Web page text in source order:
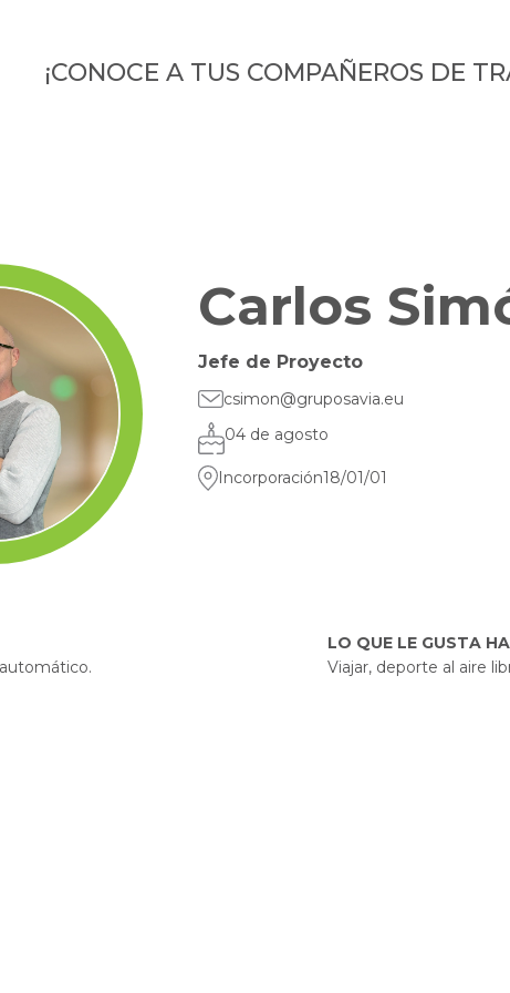
¡CONOCE A TUS COMPAÑEROS DE
Carlos
Jefe de Proyecto
csimon@gruposavia.eu
04 de agosto
Incorporación18/01/01
LO QUE LE GUSTA
Viajar, deporte al aire